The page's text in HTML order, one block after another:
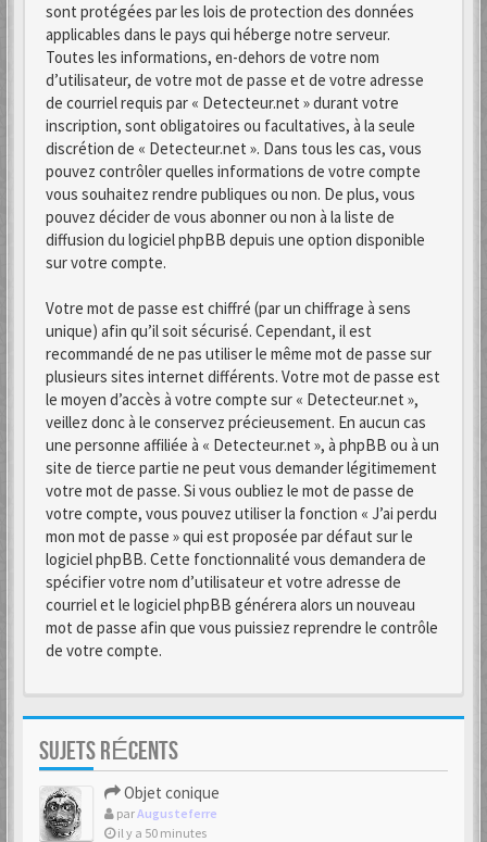
sont protégées par les lois de protection des données
applicables dans le pays qui héberge notre serveur.
Toutes les informations, en-dehors de votre nom
d’utilisateur, de votre mot de passe et de votre adresse
de courriel requis par « Detecteur.net » durant votre
inscription, sont obligatoires ou facultatives, à la seule
discrétion de « Detecteur.net ». Dans tous les cas, vous
pouvez contrôler quelles informations de votre compte
vous souhaitez rendre publiques ou non. De plus, vous
pouvez décider de vous abonner ou non à la liste de
diffusion du logiciel phpBB depuis une option disponible
sur votre compte.
Votre mot de passe est chiffré (par un chiffrage à sens
unique) afin qu’il soit sécurisé. Cependant, il est
recommandé de ne pas utiliser le même mot de passe sur
plusieurs sites internet différents. Votre mot de passe est
le moyen d’accès à votre compte sur « Detecteur.net »,
veillez donc à le conservez précieusement. En aucun cas
une personne affiliée à « Detecteur.net », à phpBB ou à un
site de tierce partie ne peut vous demander légitimement
votre mot de passe. Si vous oubliez le mot de passe de
votre compte, vous pouvez utiliser la fonction « J’ai perdu
mon mot de passe » qui est proposée par défaut sur le
logiciel phpBB. Cette fonctionnalité vous demandera de
spécifier votre nom d’utilisateur et votre adresse de
courriel et le logiciel phpBB générera alors un nouveau
mot de passe afin que vous puissiez reprendre le contrôle
de votre compte.
SUJETS RÉCENTS
Objet conique
parAugusteferre
il y a 50 minutes